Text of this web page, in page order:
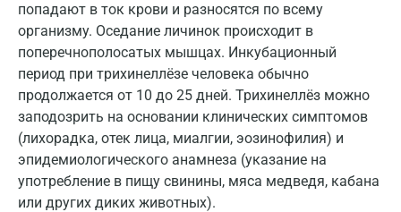
попадают в ток крови и разносятся по всему
организму. Оседание личинок происходит в
поперечнополосатых мышцах. Инкубационный
период при трихинеллёзе человека обычно
продолжается от 10 до 25 дней. Трихинеллёз можно
заподозрить на основании клинических симптомов
(лихорадка, отек лица, миалгии, эозинофилия) и
эпидемиологического анамнеза (указание на
употребление в пищу свинины, мяса медведя, кабана
или других диких животных).
Дзержинский
Дмитров
Долгопрудный
Домодедово
Екатеринбург
Жуковский